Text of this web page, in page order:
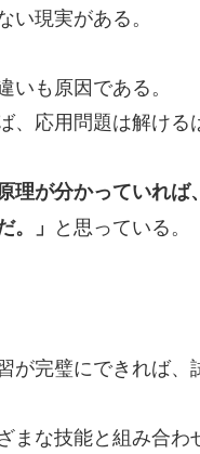
現実がある。
も原因である。
応用問題は解ける
理が分かっていれ
」 と思っている。
完璧にできれば、
な技能と組み合わ